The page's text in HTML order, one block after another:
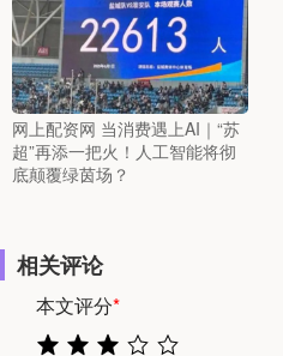
网上配资网 当消费遇上AI｜“苏
超”再添一把火！人工智能将彻
底颠覆绿茵场？
相关评论
本文评分*